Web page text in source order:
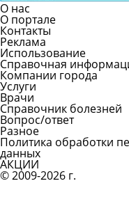
О нас
О портале
Контакты
Реклама
Использование
Справочная
Компании города
Услуги
Врачи
Справочник болезней
Вопрос/ответ
Разное
Политика обработки
данных
АКЦИИ
© 2009-2026 г.